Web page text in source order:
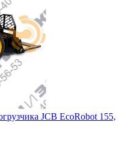
JCB EcoRobot 155,